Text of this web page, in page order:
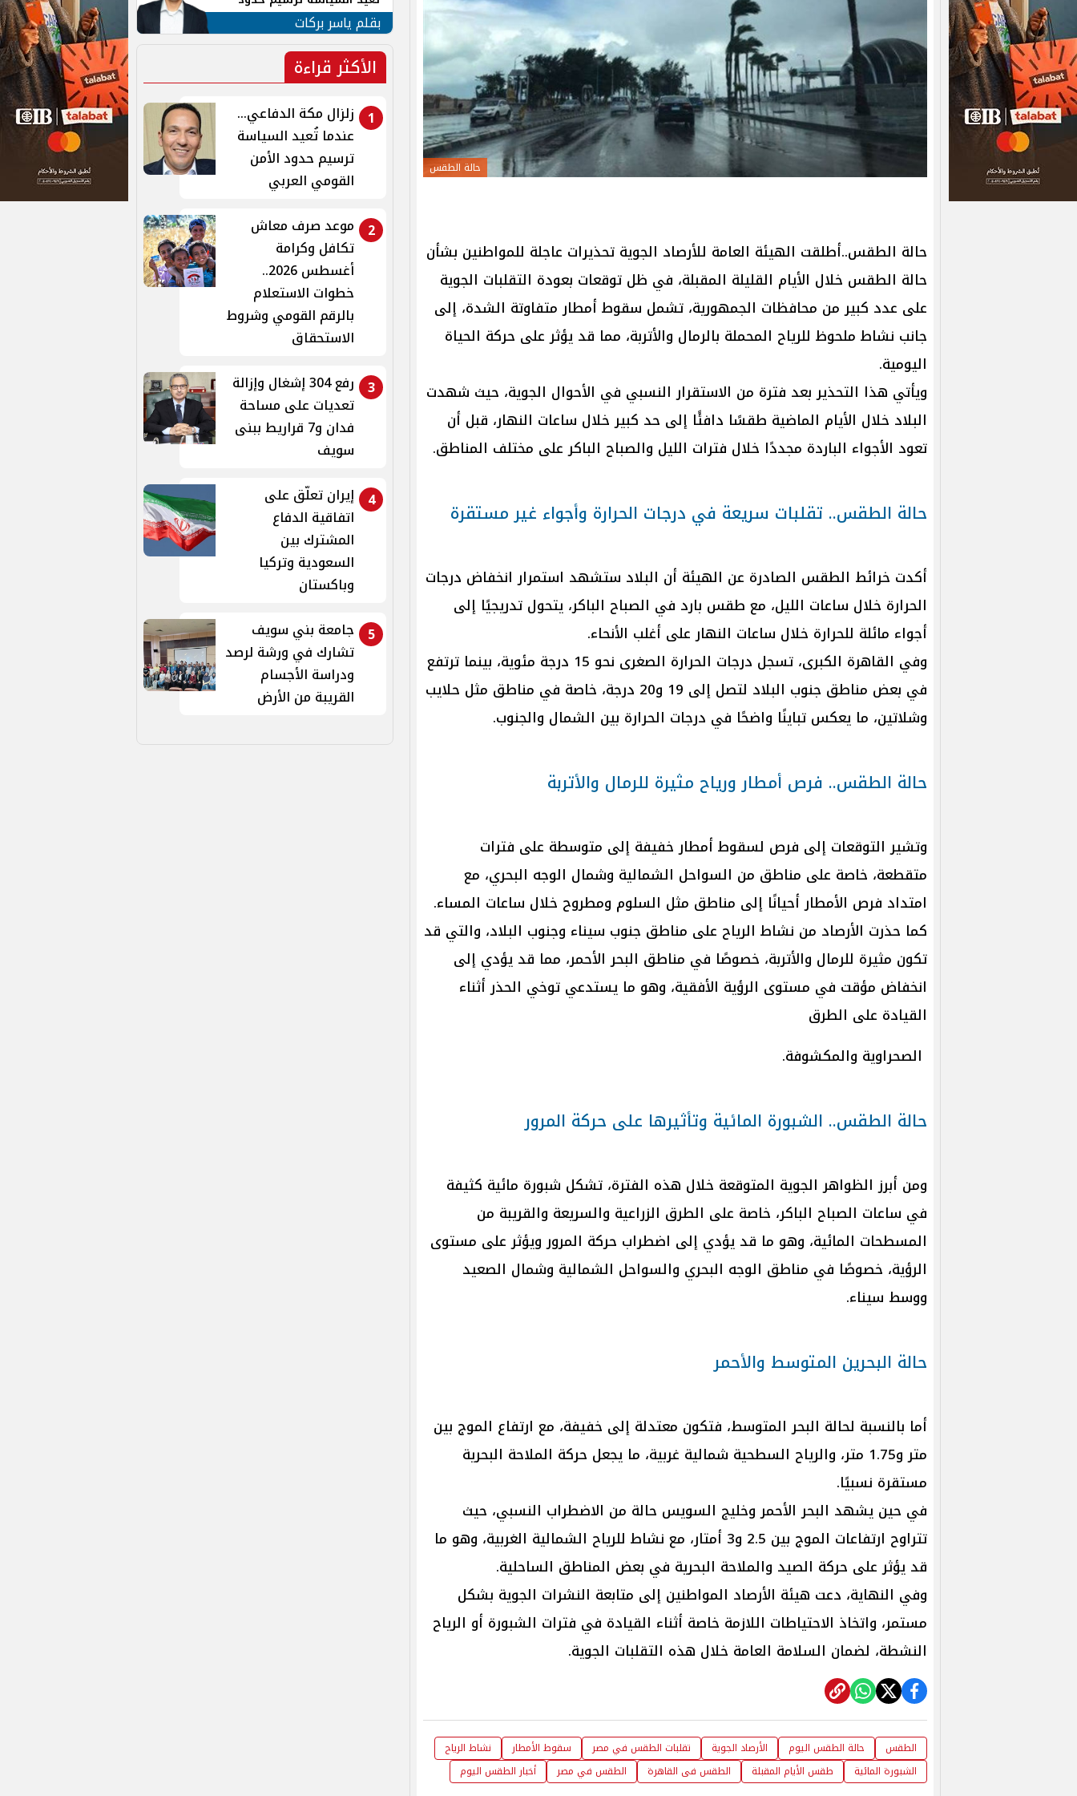
حالة الطقس
حالة الطقس..أطلقت الهيئة العامة للأرصاد الجوية تحذيرات عاجلة للمواطنين بشأن
حالة الطقس خلال الأيام القليلة المقبلة، في ظل توقعات بعودة التقلبات الجوية
على عدد كبير من محافظات الجمهورية، تشمل سقوط أمطار متفاوتة الشدة، إلى
جانب نشاط ملحوظ للرياح المحملة بالرمال والأتربة، مما قد يؤثر على حركة الحياة
اليومية.
ويأتي هذا التحذير بعد فترة من الاستقرار النسبي في الأحوال الجوية، حيث شهدت
البلاد خلال الأيام الماضية طقسًا دافئًا إلى حد كبير خلال ساعات النهار، قبل أن
تعود الأجواء الباردة مجددًا خلال فترات الليل والصباح الباكر على مختلف المناطق.
حالة الطقس.. تقلبات سريعة في درجات الحرارة وأجواء غير مستقرة
أكدت خرائط الطقس الصادرة عن الهيئة أن البلاد ستشهد استمرار انخفاض درجات
الحرارة خلال ساعات الليل، مع طقس بارد في الصباح الباكر، يتحول تدريجيًا إلى
أجواء مائلة للحرارة خلال ساعات النهار على أغلب الأنحاء.
وفي القاهرة الكبرى، تسجل درجات الحرارة الصغرى نحو 15 درجة مئوية، بينما ترتفع
في بعض مناطق جنوب البلاد لتصل إلى 19 و20 درجة، خاصة في مناطق مثل حلايب
وشلاتين، ما يعكس تباينًا واضحًا في درجات الحرارة بين الشمال والجنوب.
حالة الطقس.. فرص أمطار ورياح مثيرة للرمال والأتربة
وتشير التوقعات إلى فرص لسقوط أمطار خفيفة إلى متوسطة على فترات
متقطعة، خاصة على مناطق من السواحل الشمالية وشمال الوجه البحري، مع
امتداد فرص الأمطار أحيانًا إلى مناطق مثل السلوم ومطروح خلال ساعات المساء.
كما حذرت الأرصاد من نشاط الرياح على مناطق جنوب سيناء وجنوب البلاد، والتي قد
تكون مثيرة للرمال والأتربة، خصوصًا في مناطق البحر الأحمر، مما قد يؤدي إلى
انخفاض مؤقت في مستوى الرؤية الأفقية، وهو ما يستدعي توخي الحذر أثناء
القيادة على الطرق
الصحراوية والمكشوفة.
حالة الطقس.. الشبورة المائية وتأثيرها على حركة المرور
ومن أبرز الظواهر الجوية المتوقعة خلال هذه الفترة، تشكل شبورة مائية كثيفة
في ساعات الصباح الباكر، خاصة على الطرق الزراعية والسريعة والقريبة من
المسطحات المائية، وهو ما قد يؤدي إلى اضطراب حركة المرور ويؤثر على مستوى
الرؤية، خصوصًا في مناطق الوجه البحري والسواحل الشمالية وشمال الصعيد
ووسط سيناء.
حالة البحرين المتوسط والأحمر
أما بالنسبة لحالة البحر المتوسط، فتكون معتدلة إلى خفيفة، مع ارتفاع الموج بين
متر و1.75 متر، والرياح السطحية شمالية غربية، ما يجعل حركة الملاحة البحرية
مستقرة نسبيًا.
في حين يشهد البحر الأحمر وخليج السويس حالة من الاضطراب النسبي، حيث
تتراوح ارتفاعات الموج بين 2.5 و3 أمتار، مع نشاط للرياح الشمالية الغربية، وهو ما
قد يؤثر على حركة الصيد والملاحة البحرية في بعض المناطق الساحلية.
وفي النهاية، دعت هيئة الأرصاد المواطنين إلى متابعة النشرات الجوية بشكل
مستمر، واتخاذ الاحتياطات اللازمة خاصة أثناء القيادة في فترات الشبورة أو الرياح
النشطة، لضمان السلامة العامة خلال هذه التقلبات الجوية.
الطقس حالة الطقس اليوم الأرصاد الجوية تقلبات الطقس في مصر سقوط الأمطار
نشاط الرياح
الشبورة المائية
طقس الأيام المقبلة الطقس فى القاهرة الطقس في مصر أخبار الطقس اليوم
الأمن القومي العربي
بقلم ياسر بركات
الأكثر قراءة
1
زلزال مكة الدفاعي...
عندما تُعيد السياسة
ترسيم حدود الأمن
القومي العربي
2
موعد صرف معاش
تكافل وكرامة
أغسطس 2026..
خطوات الاستعلام
بالرقم القومي وشروط
الاستحقاق
3
رفع 304 إشغال وإزالة
تعديات على مساحة
فدان و7 قراريط ببنى
سويف
4
إيران تعلّق على
اتفاقية الدفاع
المشترك بين
السعودية وتركيا
وباكستان
5
جامعة بني سويف
تشارك في ورشة لرصد
ودراسة الأجسام
القريبة من الأرض